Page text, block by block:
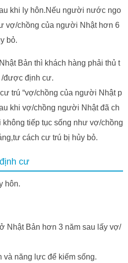
khi ly hôn.Nếu người nước ngo
vợ/chồng của người Nhật hơn 6
bỏ.
Bản thì khách hàng phải thủ t
/được định cư.
trú “vợ/chồng của người Nhật p
khi vợ/chồng người Nhật đã ch
tiếp tục sống như vợ/chồng
cách cư trú bị hủy bỏ.
cư
hôn.
Nhật Bản hơn 3 năm sau lấy vợ/
và năng lực để kiếm sống.